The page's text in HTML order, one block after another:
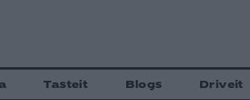
Tasteit Blogs Driveit